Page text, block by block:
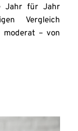
Jahr für Jahr
Vergleich
moderat – von